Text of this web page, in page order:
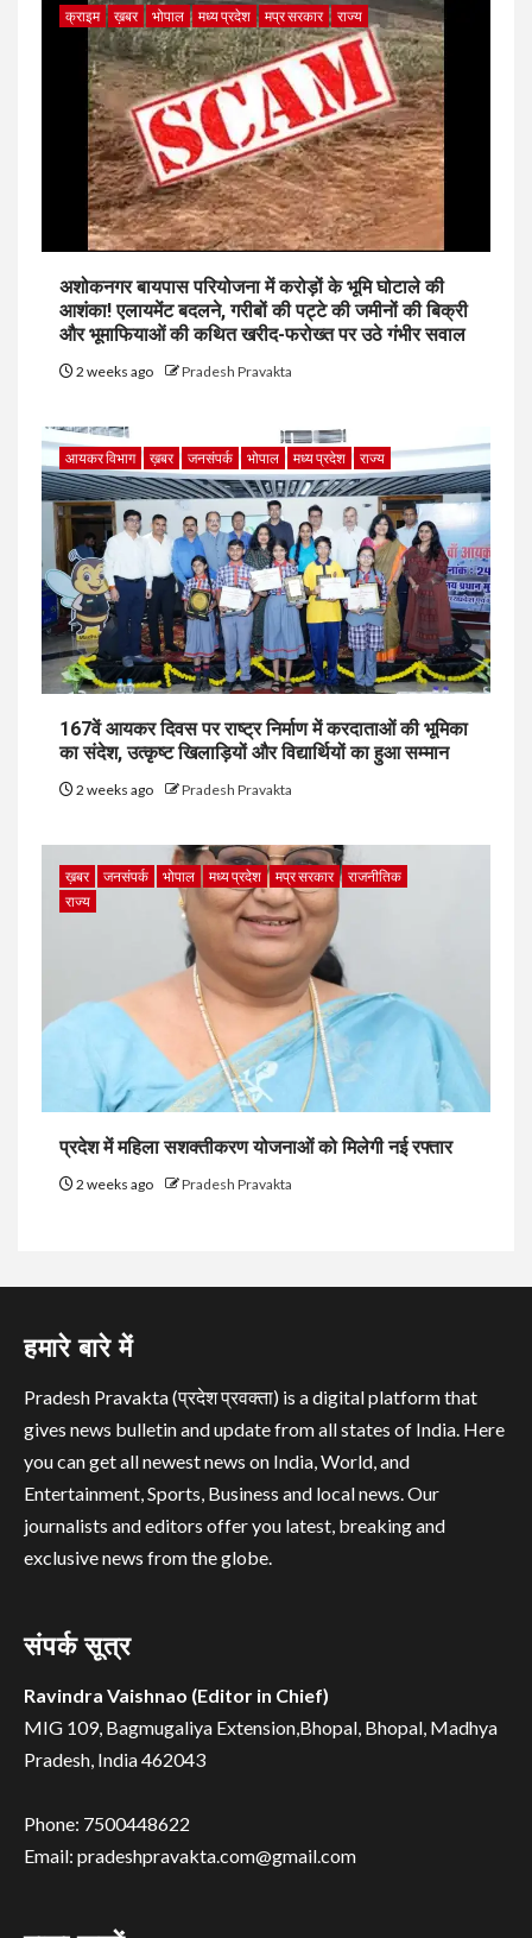
क्राइम ख़बर भोपाल मध्य प्रदेश मप्र सरकार राज्य
अशोकनगर बायपास परियोजना में करोड़ों के भूमि घोटाले की
आशंका! एलायमेंट बदलने, गरीबों की पट्टे की जमीनों की बिक्री
और भूमाफियाओं की कथित खरीद-फरोख्त पर उठे गंभीर सवाल
2 weeks ago Pradesh Pravakta
आयकर विभाग ख़बर जनसंपर्क भोपाल मध्य प्रदेश राज्य
167वें आयकर दिवस पर राष्ट्र निर्माण में करदाताओं की भूमिका
का संदेश, उत्कृष्ट खिलाड़ियों और विद्यार्थियों का हुआ सम्मान
2 weeks ago Pradesh Pravakta
ख़बर जनसंपर्क भोपाल मध्य प्रदेश मप्र सरकार
राजनीतिक
राज्य
प्रदेश में महिला सशक्तीकरण योजनाओं को मिलेगी नई रफ्तार
2 weeks ago Pradesh Pravakta
हमारे बारे में
Pradesh Pravakta (प्रदेश प्रवक्ता) is a digital platform that
gives news bulletin and update from all states of India. Here
you can get all newest news on India, World, and
Entertainment, Sports, Business and local news. Our
journalists and editors offer you latest, breaking and
exclusive news from the globe.
संपर्क सूत्र
Ravindra Vaishnao (Editor in Chief)
MIG 109, Bagmugaliya Extension,Bhopal, Bhopal, Madhya
Pradesh, India 462043
Phone: 7500448622
Email: pradeshpravakta.com@gmail.com